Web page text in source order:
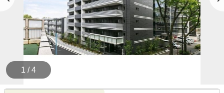
1 / 4